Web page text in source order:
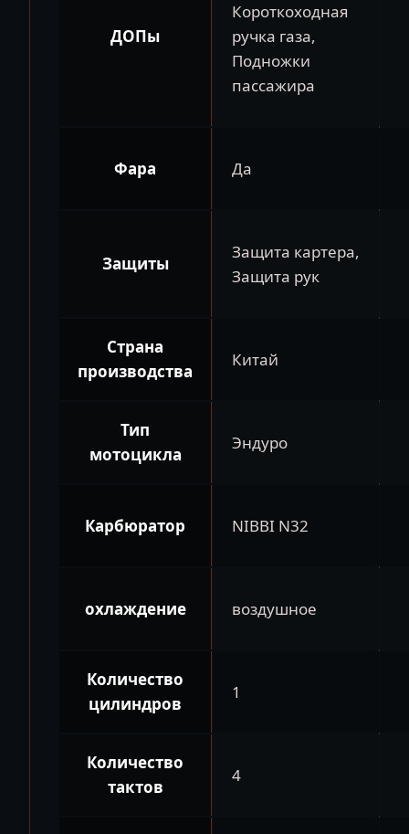
ДОПы
Короткоходная
ручка газа,
Подножки
пассажира
Фара Да
Защиты
Защита картера,
Защита рук
Страна
производства
Китай
Тип
мотоцикла
Эндуро
Карбюратор NIBBI N32
охлаждение воздушное
Количество
цилиндров
1
Количество
тактов
4